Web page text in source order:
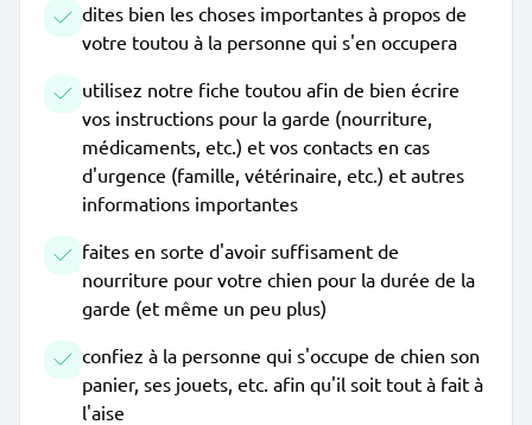
dites bien les choses importantes à propos de
votre toutou à la personne qui s'en occupera
utilisez notre fiche toutou afin de bien écrire
vos instructions pour la garde (nourriture,
médicaments, etc.) et vos contacts en cas
d'urgence (famille, vétérinaire, etc.) et autres
informations importantes
faites en sorte d'avoir suffisament de
nourriture pour votre chien pour la durée de la
garde (et même un peu plus)
confiez à la personne qui s'occupe de chien son
panier, ses jouets, etc. afin qu'il soit tout à fait à
l'aise